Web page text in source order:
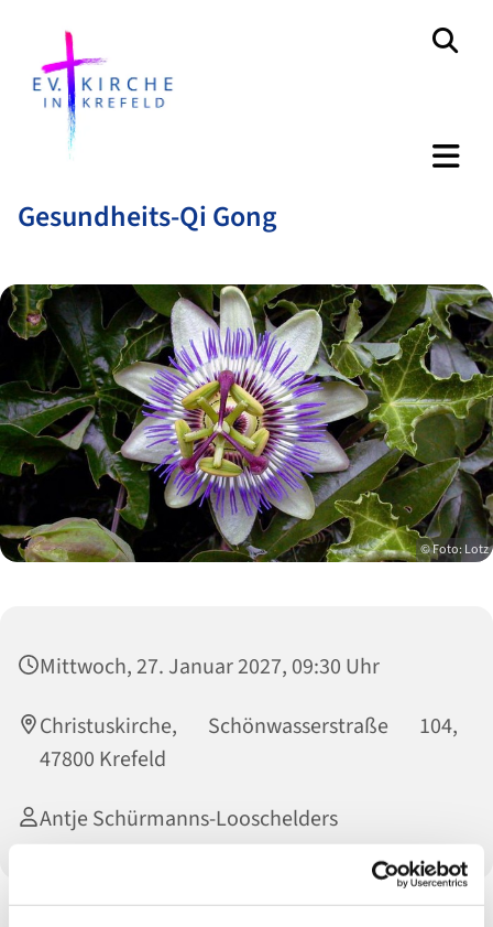
Gesundheits-Qi Gong
© Foto: Lotz
Mittwoch, 27. Januar 2027, 09:30 Uhr
Christuskirche, Schönwasserstraße 104,
47800 Krefeld
Antje Schürmanns-Looschelders